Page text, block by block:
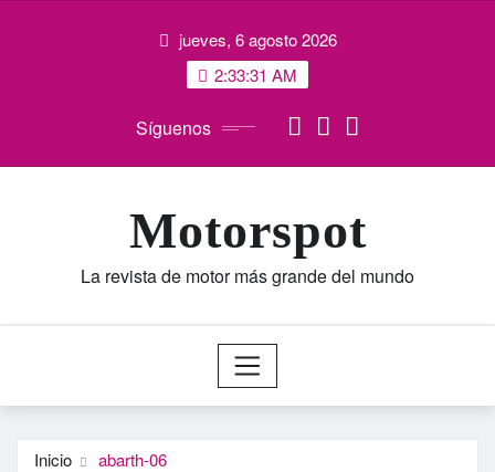
jueves, 6 agosto 2026
2:33:32 AM
Síguenos
Motorspot
La revista de motor más grande del mundo
Inicio abarth-06